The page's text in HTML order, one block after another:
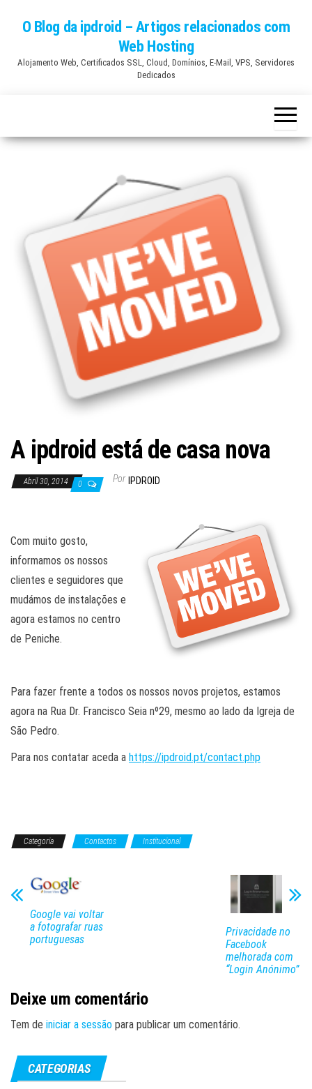
content
O Blog da ipdroid – Artigos relacionados com
Web Hosting
Alojamento Web, Certificados SSL, Cloud, Domínios, E-Mail, VPS, Servidores
Dedicados
A ipdroid está de casa nova
Abril 30, 2014 0 Por IPDROID
Com muito gosto,
informamos os nossos
clientes e seguidores que
mudámos de instalações e
agora estamos no centro
de Peniche.
Para fazer frente a todos os nossos novos projetos, estamos
agora na Rua Dr. Francisco Seia nº29, mesmo ao lado da Igreja de
São Pedro.
Para nos contatar aceda a https://ipdroid.pt/contact.php
Categoria Contactos Institucional
Google vai voltar
a fotografar ruas
portuguesas
Privacidade no
Facebook
melhorada com
“Login Anónimo”
Deixe um comentário
Tem de iniciar a sessão para publicar um comentário.
CATEGORIAS